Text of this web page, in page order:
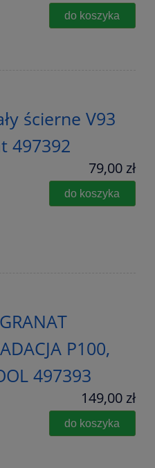
do koszyka
ścierne V93
497392
79,00 zł
do koszyka
P100,
497393
149,00 zł
do koszyka